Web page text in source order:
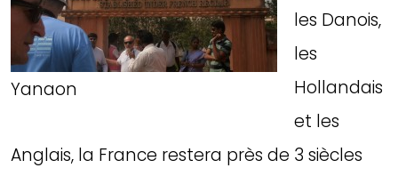
Yanaon
les Danois,
les
Hollandais
et les
Anglais, la France restera près de 3 siècles